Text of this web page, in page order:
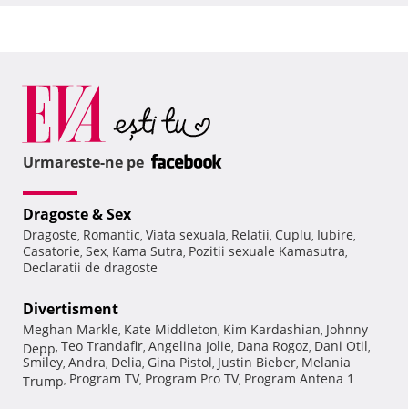
Urmareste-ne pe
Dragoste & Sex
Dragoste, Romantic, Viata sexuala, Relatii, Cuplu, Iubire,
Casatorie, Sex, Kama Sutra, Pozitii sexuale Kamasutra,
Declaratii de dragoste
Divertisment
Meghan Markle, Kate Middleton, Kim Kardashian, Johnny
Depp, Teo Trandafir, Angelina Jolie, Dana Rogoz, Dani Otil,
Smiley, Andra, Delia, Gina Pistol, Justin Bieber, Melania
Trump, Program TV, Program Pro TV, Program Antena 1